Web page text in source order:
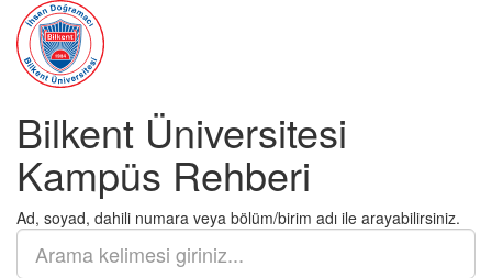
Bilkent Üniversitesi
Kampüs Rehberi
Ad, soyad, dahili numara veya bölüm/birim adı ile arayabilirsiniz.